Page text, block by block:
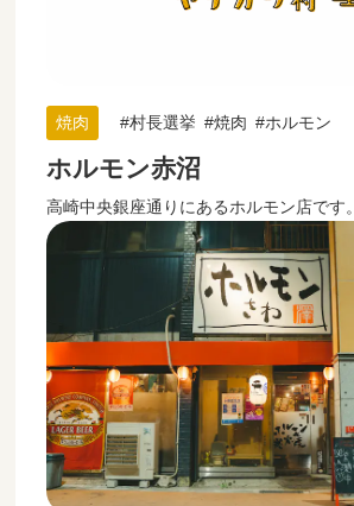
焼肉 村長選挙 焼肉 ホルモン
ホルモン赤沼
高崎中央銀座通りにあるホルモン店です。